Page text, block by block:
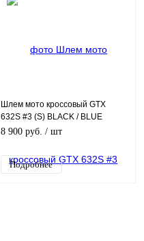
Шлем мото кроссовый GTX
632S #3 (S) BLACK / BLUE
детский (49-50)
8 900 руб. / шт
Подробнее